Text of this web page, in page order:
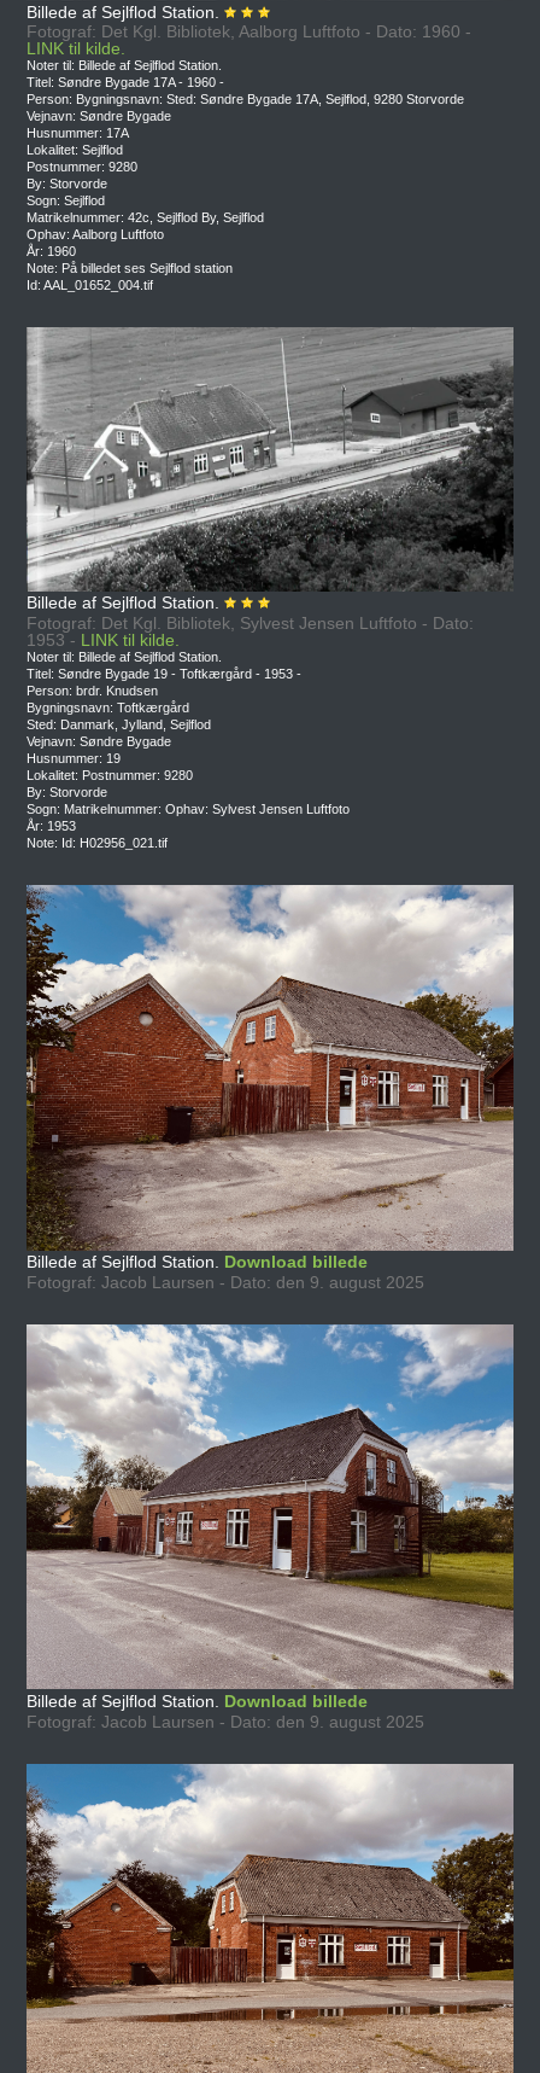
Billede af Sejlflod Station.
Fotograf: Det Kgl. Bibliotek, Aalborg Luftfoto - Dato: 1960 -
LINK til kilde.
Noter til: Billede af Sejlflod Station.
Titel: Søndre Bygade 17A - 1960 -
Person: Bygningsnavn: Sted: Søndre Bygade 17A, Sejlflod, 9280 Storvorde
Vejnavn: Søndre Bygade
Husnummer: 17A
Lokalitet: Sejlflod
Postnummer: 9280
By: Storvorde
Sogn: Sejlflod
Matrikelnummer: 42c, Sejlflod By, Sejlflod
Ophav: Aalborg Luftfoto
År: 1960
Note: På billedet ses Sejlflod station
Id: AAL_01652_004.tif
Billede af Sejlflod Station.
Fotograf: Det Kgl. Bibliotek, Sylvest Jensen Luftfoto - Dato:
1953 - LINK til kilde.
Noter til: Billede af Sejlflod Station.
Titel: Søndre Bygade 19 - Toftkærgård - 1953 -
Person: brdr. Knudsen
Bygningsnavn: Toftkærgård
Sted: Danmark, Jylland, Sejlflod
Vejnavn: Søndre Bygade
Husnummer: 19
Lokalitet: Postnummer: 9280
By: Storvorde
Sogn: Matrikelnummer: Ophav: Sylvest Jensen Luftfoto
År: 1953
Note: Id: H02956_021.tif
Billede af Sejlflod Station. Download billede
Fotograf: Jacob Laursen - Dato: den 9. august 2025
Billede af Sejlflod Station. Download billede
Fotograf: Jacob Laursen - Dato: den 9. august 2025